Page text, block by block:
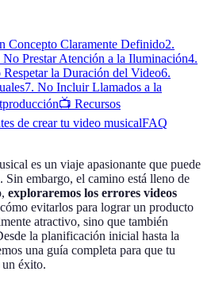
Concepto Claramente Definido2.
No Prestar Atención a la Iluminación4.
Respetar la Duración del Video6.
7. No Incluir Llamados a la
📺 Recursos
de crear tu video musicalFAQ
es un viaje apasionante que puede
Sin embargo, el camino está lleno de
exploraremos los errores videos
evitarlos para lograr un producto
atractivo, sino que también
la planificación inicial hasta la
una guía completa para que tu
éxito.